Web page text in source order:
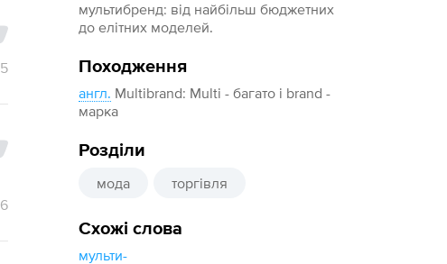
мультибренд: від найбільш бюджетних
до елітних моделей.
Походження
англ. Multibrand: Multi - багато і brand -
марка
Розділи
мода торгівля
Схожі слова
мульти-